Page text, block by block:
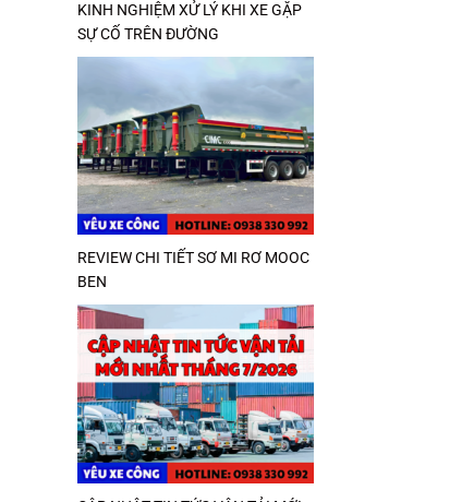
KINH NGHIỆM XỬ LÝ KHI XE GẶP
SỰ CỐ TRÊN ĐƯỜNG
REVIEW CHI TIẾT SƠ MI RƠ MOOC
BEN